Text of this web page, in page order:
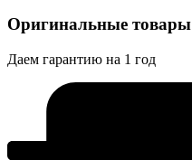
Оригинальные товары
Даем гарантию на 1 год